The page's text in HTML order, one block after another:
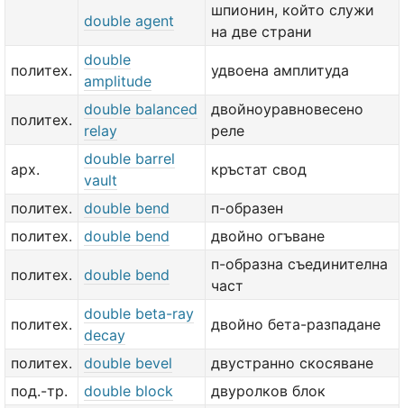
double agent
шпионин, който служи
на две страни
политех.
double
amplitude
удвоена амплитуда
политех.
double balanced
relay
двойноуравновесено
реле
арх.
double barrel
vault
кръстат свод
политех. double bend
п-образен
политех.
double bend двойно огъване
политех. double bend
п-образна съединителна
част
политех.
double beta-ray
decay
двойно бета-разпадане
политех. double bevel
двустранно скосяване
под.-тр.
double block
двуролков блок